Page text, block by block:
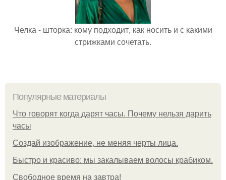
Челка - шторка: кому подходит, как носить и с какими
стрижками сочетать.
Популярные материалы
Что говорят когда дарят часы. Почему нельзя дарить
часы
Создай изображение, не меняя черты лица.
Быстро и красиво: мы закалываем волосы крабиком.
Свободное время на завтра!